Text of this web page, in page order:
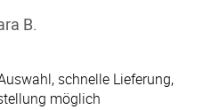
B.
schnelle Lieferung,
möglich